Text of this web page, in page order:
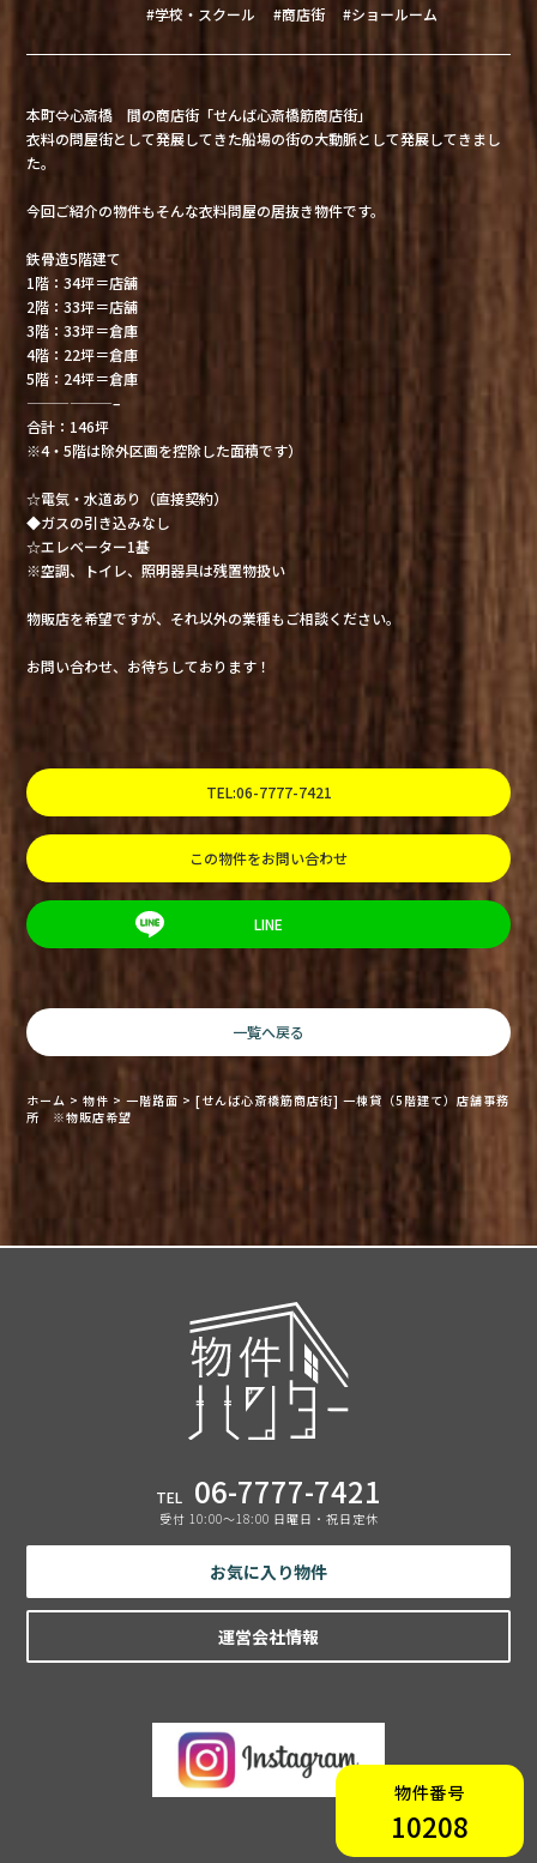
物件番号
10208
#学校・スクール
#商店街 #ショールーム
本町⇔心斎橋 間の商店街「せんば心斎橋筋商店街」
衣料の問屋街として発展してきた船場の街の大動脈として発展してきまし
た。
今回ご紹介の物件もそんな衣料問屋の居抜き物件です。
鉄骨造5階建て
1階：34坪＝店舗
2階：33坪＝店舗
3階：33坪＝倉庫
4階：22坪＝倉庫
5階：24坪＝倉庫
——————–
合計：146坪
※4・5階は除外区画を控除した面積です）
☆電気・水道あり（直接契約）
◆ガスの引き込みなし
☆エレベーター1基
※空調、トイレ、照明器具は残置物扱い
物販店を希望ですが、それ以外の業種もご相談ください。
お問い合わせ、お待ちしております！
TEL:06-7777-7421
この物件をお問い合わせ
LINE
一覧へ戻る
ホーム >物件 >一階路面 >[せんば心斎橋筋商店街] 一棟貸（5階建て）店舗事務
所 ※物販店希望
TEL 06-7777-7421
受付 10:00〜18:00 日曜日・祝日定休
お気に入り物件
運営会社情報